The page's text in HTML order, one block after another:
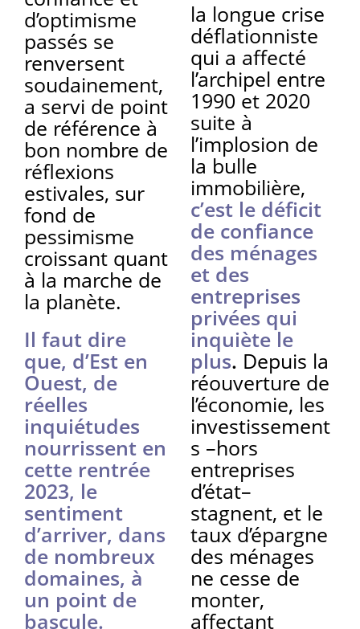
d’optimisme
passés se
renversent
soudainement,
a servi de point
de référence à
bon nombre de
réflexions
estivales, sur
fond de
pessimisme
croissant quant
à la marche de
la planète.
Il faut dire
que, d’Est en
Ouest, de
réelles
inquiétudes
nourrissent en
cette rentrée
2023, le
sentiment
d’arriver, dans
de nombreux
domaines, à
un point de
bascule.
la longue crise
déflationniste
qui a affecté
l’archipel entre
1990 et 2020
suite à
l’implosion de
la bulle
immobilière,
c’est le déficit
de confiance
des ménages
et des
entreprises
privées qui
inquiète le
plus. Depuis la
réouverture de
l’économie, les
investissement
s –hors
entreprises
d’état–
stagnent, et le
taux d’épargne
des ménages
ne cesse de
monter,
affectant